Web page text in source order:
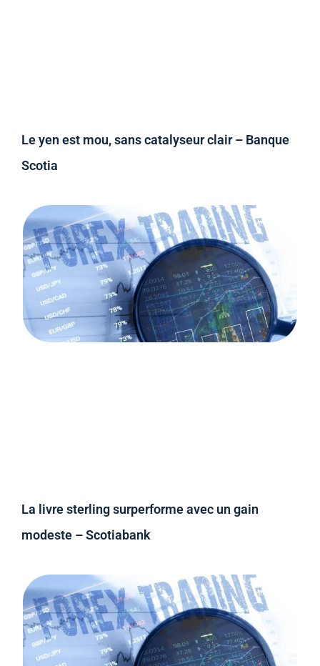
Le yen est mou, sans catalyseur clair – Banque
Scotia
La livre sterling surperforme avec un gain
modeste – Scotiabank